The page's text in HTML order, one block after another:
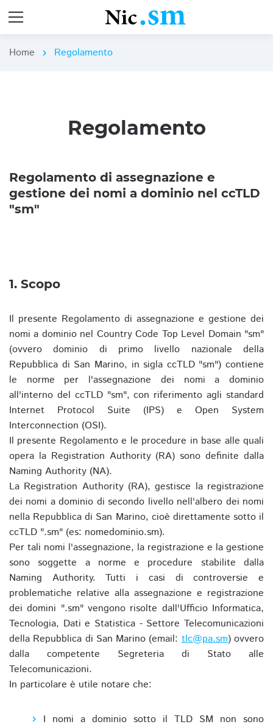
Home chevron_right Regolamento
Regolamento
Regolamento di assegnazione e
gestione dei nomi a dominio nel ccTLD
"sm"
1. Scopo
Il presente Regolamento di assegnazione e gestione dei
nomi a dominio nel Country Code Top Level Domain "sm"
(ovvero dominio di primo livello nazionale della
Repubblica di San Marino, in sigla ccTLD "sm") contiene
le norme per l'assegnazione dei nomi a dominio
all'interno del ccTLD "sm", con riferimento agli standard
Internet Protocol Suite (IPS) e Open System
Interconnection (OSI).
Il presente Regolamento e le procedure in base alle quali
opera la Registration Authority (RA) sono definite dalla
Naming Authority (NA).
La Registration Authority (RA), gestisce la registrazione
dei nomi a dominio di secondo livello nell'albero dei nomi
nella Repubblica di San Marino, cioè direttamente sotto il
ccTLD ".sm" (es: nomedominio.sm).
Per tali nomi l'assegnazione, la registrazione e la gestione
sono soggette a norme e procedure stabilite dalla
Naming Authority. Tutti i casi di controversie e
problematiche relative alla assegnazione e registrazione
dei domini ".sm" vengono risolte dall'Ufficio Informatica,
Tecnologia, Dati e Statistica - Settore Telecomunicazioni
della Repubblica di San Marino (email:tlc@pa.sm) ovvero
dalla competente Segreteria di Stato alle
Telecomunicazioni.
In particolare è utile notare che:
I nomi a dominio sotto il TLD SM non sono